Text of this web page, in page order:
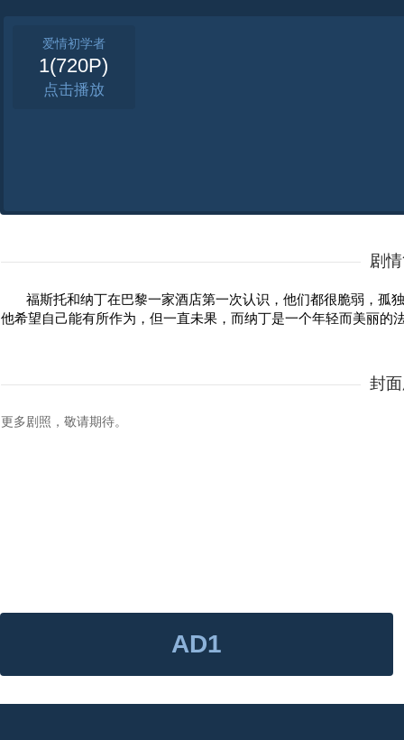
爱情初学者
1(720P)
点击
剧
福斯托和纳丁在巴黎一家酒店第一次认识，他们都很脆弱，孤
他希望自己能有所作为，但一直未果，而纳丁是一个年轻而美丽
封
更多剧照，敬请期待。
AD1